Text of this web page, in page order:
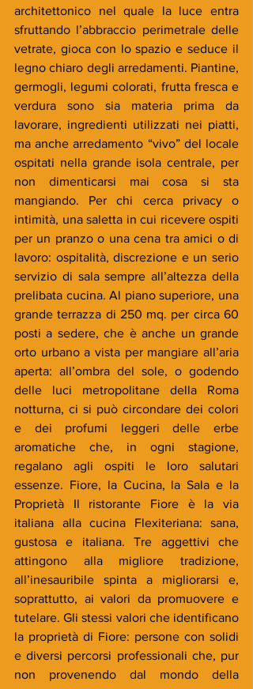
architettonico nel quale la luce entra
sfruttando l’abbraccio perimetrale delle
vetrate, gioca con lo spazio e seduce il
legno chiaro degli arredamenti. Piantine,
germogli, legumi colorati, frutta fresca e
verdura sono sia materia prima da
lavorare, ingredienti utilizzati nei piatti,
ma anche arredamento “vivo” del locale
ospitati nella grande isola centrale, per
non dimenticarsi mai cosa si sta
mangiando. Per chi cerca privacy o
intimità, una saletta in cui ricevere ospiti
per un pranzo o una cena tra amici o di
lavoro: ospitalità, discrezione e un serio
servizio di sala sempre all’altezza della
prelibata cucina. Al piano superiore, una
grande terrazza di 250 mq. per circa 60
posti a sedere, che è anche un grande
orto urbano a vista per mangiare all’aria
aperta: all’ombra del sole, o godendo
delle luci metropolitane della Roma
notturna, ci si può circondare dei colori
e dei profumi leggeri delle erbe
aromatiche che, in ogni stagione,
regalano agli ospiti le loro salutari
essenze. Fiore, la Cucina, la Sala e la
Proprietà Il ristorante Fiore è la via
italiana alla cucina Flexiteriana: sana,
gustosa e italiana. Tre aggettivi che
attingono alla migliore tradizione,
all’inesauribile spinta a migliorarsi e,
soprattutto, ai valori da promuovere e
tutelare. Gli stessi valori che identificano
la proprietà di Fiore: persone con solidi
e diversi percorsi professionali che, pur
non provenendo dal mondo della